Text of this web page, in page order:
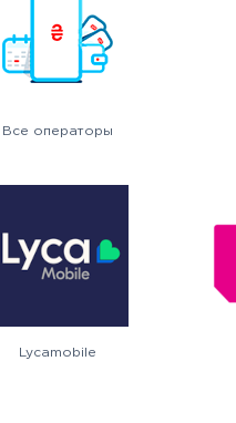
Все операторы
Lycamobile